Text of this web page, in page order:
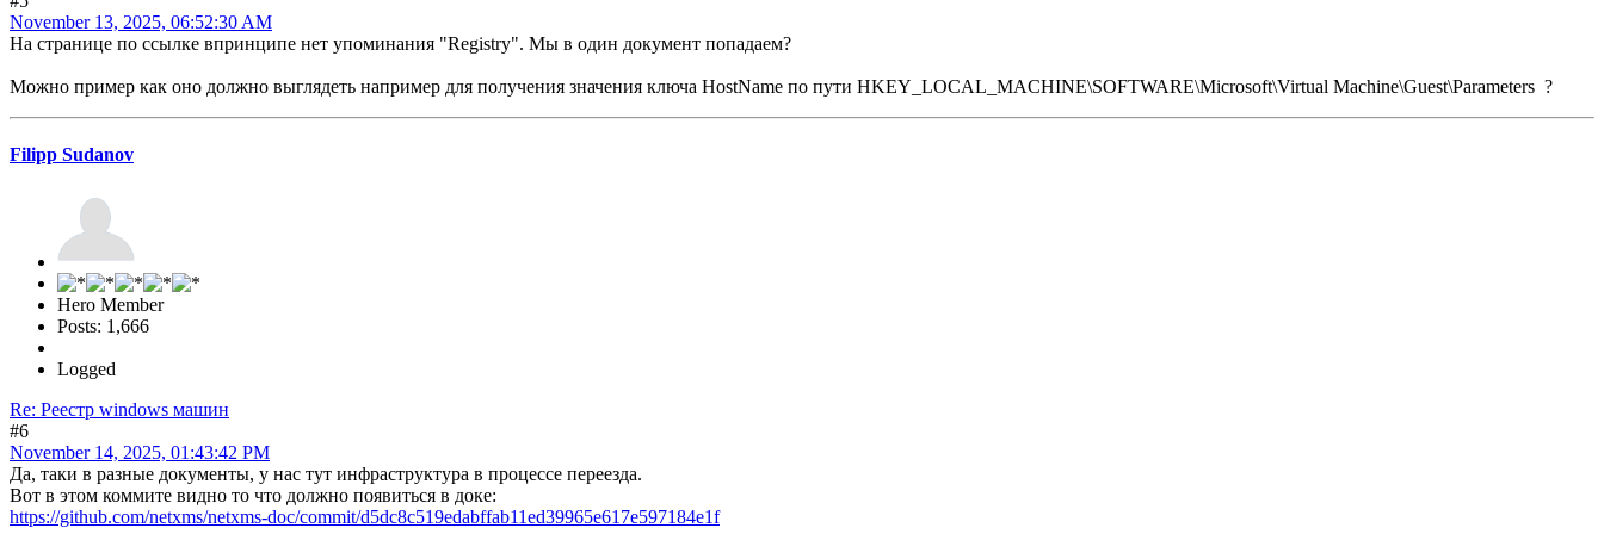
November 13, 2025, 06:52:30 AM
На странице по ссылке впринципе нет упоминания "Registry". Мы в один документ попадаем?
Можно пример как оно должно выглядеть например для получения значения ключа HostName по пути HKEY_LOCAL_MACHINE\SOFTWARE\Microsoft\Virtual Machine\Guest\Parameters ?
Filipp Sudanov
Hero Member
Posts: 1,666
Logged
Re: Реестр windows машин
#6
November 14, 2025, 01:43:42 PM
Да, таки в разные документы, у нас тут инфраструктура в процессе переезда.
Вот в этом коммите видно то что должно появиться в доке:
https://github.com/netxms/netxms-doc/commit/d5dc8c519edabffab11ed39965e617e597184e1f